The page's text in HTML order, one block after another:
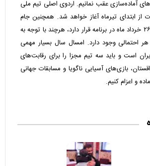
آماده‌سازی عقب نمانیم. اردوی اصلی تیم ملی
از ابتدای تیرماه آغاز خواهد شد. همچنین جام
تختی روزهای ۲۵ و ۲۶ خرداد ماه در برنامه قرار دارد، هرچند با توجه به
احتمالی وجود دارد. امسال سال بسیار مهمی
است و باید سه تیم مجزا را برای رقابت‌های
بازی‌های آسیایی ناگویا و مسابقات جهانی